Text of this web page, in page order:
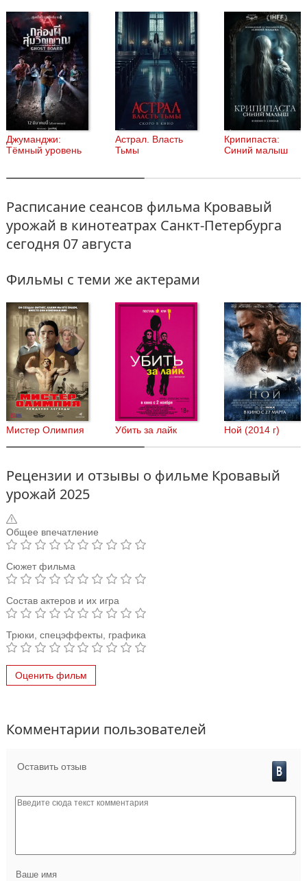
Джуманджи:
Тёмный уровень
Астрал. Власть
Тьмы
Крипипаста:
Синий малыш
Расписание сеансов фильма Кровавый
урожай в кинотеатрах Санкт-Петербурга
сегодня 07 августа
Фильмы с теми же актерами
Мистер Олимпия Убить за лайк Ной (2014 г)
Рецензии и отзывы о фильме Кровавый
урожай 2025
Общее впечатление
Сюжет фильма
Состав актеров и их игра
Трюки, спецэффекты, графика
Оценить фильм
Комментарии пользователей
Оставить отзыв
Ваше имя